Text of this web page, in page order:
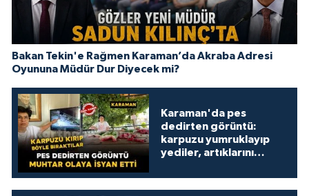
Bakan Tekin'e Rağmen Karaman’da Akraba Adresi
Oyununa Müdür Dur Diyecek mi?
Karaman'da pes
dedirten görüntü:
karpuzu yumruklayıp
yediler, artıklarını